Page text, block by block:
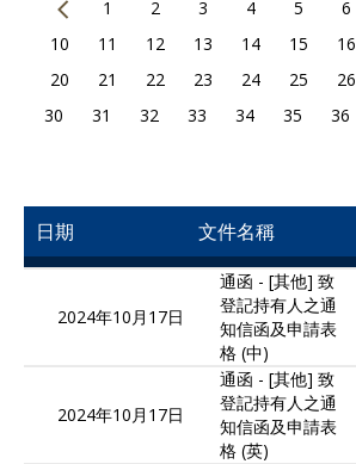
1 2 3 4 5 6
10
11 12 13 14 15 16
20
21 22 23 24 25 26
30
31 32 33 34 35 36
日期 文件名稱
2024年10月17日
通函 - [其他] 致
登記持有人之通
知信函及申請表
格 (中)
2024年10月17日
通函 - [其他] 致
登記持有人之通
知信函及申請表
格 (英)